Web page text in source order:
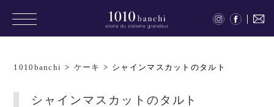
1010banchi > ケーキ > シャインマスカットのタルト
シャインマスカットのタルト